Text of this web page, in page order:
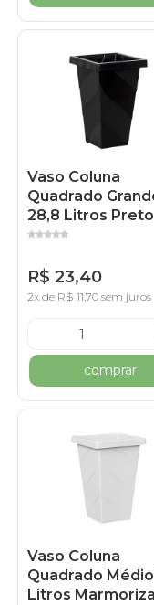
Vaso Coluna
Quadrado
28,8 Litros Preto
R$ 23,40
2x de R$ 11,70 sem juros
comprar
Vaso Coluna
Quadrado Médio
Litros